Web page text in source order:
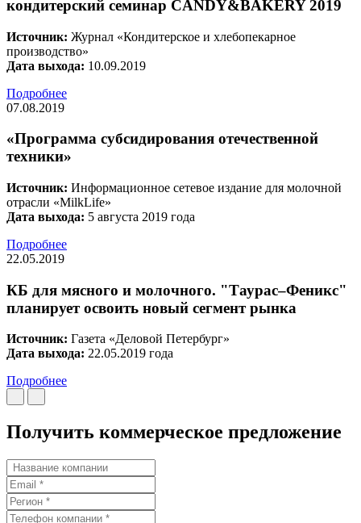
кондитерский семинар CANDY&BAKERY 2019
Источник: Журнал «Кондитерское и хлебопекарное
производство»
Дата выхода: 10.09.2019
Подробнее
07.08.2019
«Программа субсидирования отечественной
техники»
Источник: Информационное сетевое издание для молочной
отрасли «MilkLife»
Дата выхода: 5 августа 2019 года
Подробнее
22.05.2019
КБ для мясного и молочного. "Таурас–Феникс"
планирует освоить новый сегмент рынка
Источник: Газета «Деловой Петербург»
Дата выхода: 22.05.2019 года
Подробнее
Получить коммерческое предложение